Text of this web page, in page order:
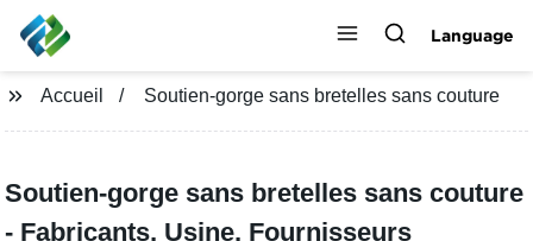
Language
Accueil Soutien-gorge sans bretelles sans couture
Soutien-gorge sans bretelles sans couture
- Fabricants, Usine, Fournisseurs